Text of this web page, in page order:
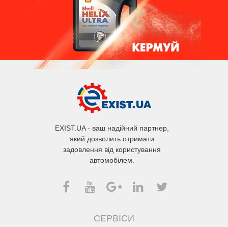
EXIST.UA - ваш надійний партнер,
який дозволить отримати
задовлення від користування
автомобілем.
СЕРВІСИ